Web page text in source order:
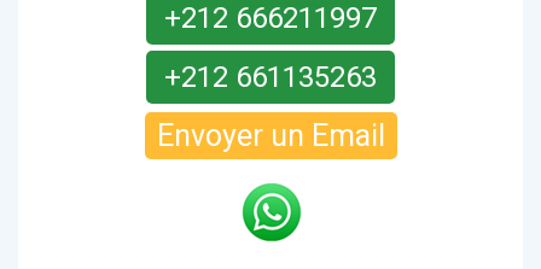
+212 666211997
+212 661135263
Envoyer un Email